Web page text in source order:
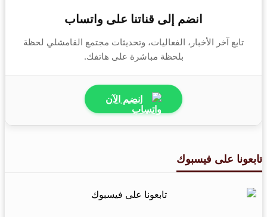
انضم إلى قناتنا على واتساب
تابع آخر الأخبار، الفعاليات، وتحديثات مجتمع القامشلي لحظة
بلحظة مباشرة على هاتفك.
انضم الآن
تابعونا على فيسبوك